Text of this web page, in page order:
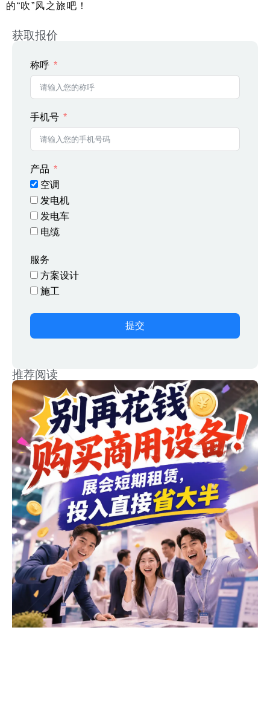
的“吹”风之旅吧！
获取报价
称呼
手机号
产品
空调
发电机
发电车
电缆
服务
方案设计
施工
提交
推荐阅读